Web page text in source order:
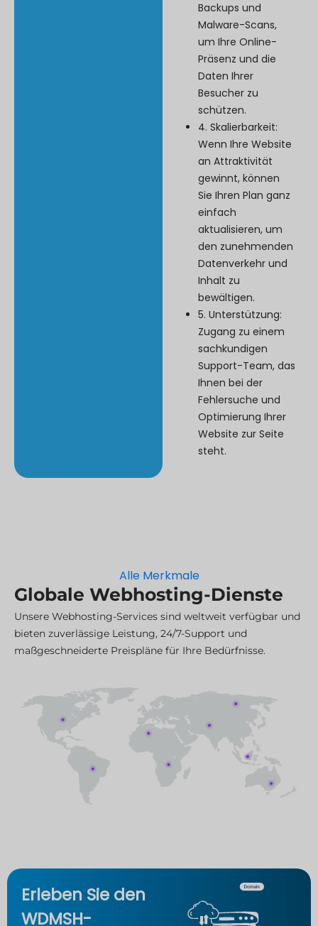
Backups und
Malware-Scans,
um Ihre Online-
Präsenz und die
Daten Ihrer
Besucher zu
schützen.
4. Skalierbarkeit:
Wenn Ihre Website
an Attraktivität
gewinnt, können
Sie Ihren Plan ganz
einfach
aktualisieren, um
den zunehmenden
Datenverkehr und
Inhalt zu
bewältigen.
5. Unterstützung:
Zugang zu einem
sachkundigen
Support-Team, das
Ihnen bei der
Fehlersuche und
Optimierung Ihrer
Website zur Seite
steht.
Alle Merkmale
Globale Webhosting-Dienste
Unsere Webhosting-Services sind weltweit verfügbar und
bieten zuverlässige Leistung, 24/7-Support und
maßgeschneiderte Preispläne für Ihre Bedürfnisse.
Erleben Sie den
WDMSH-